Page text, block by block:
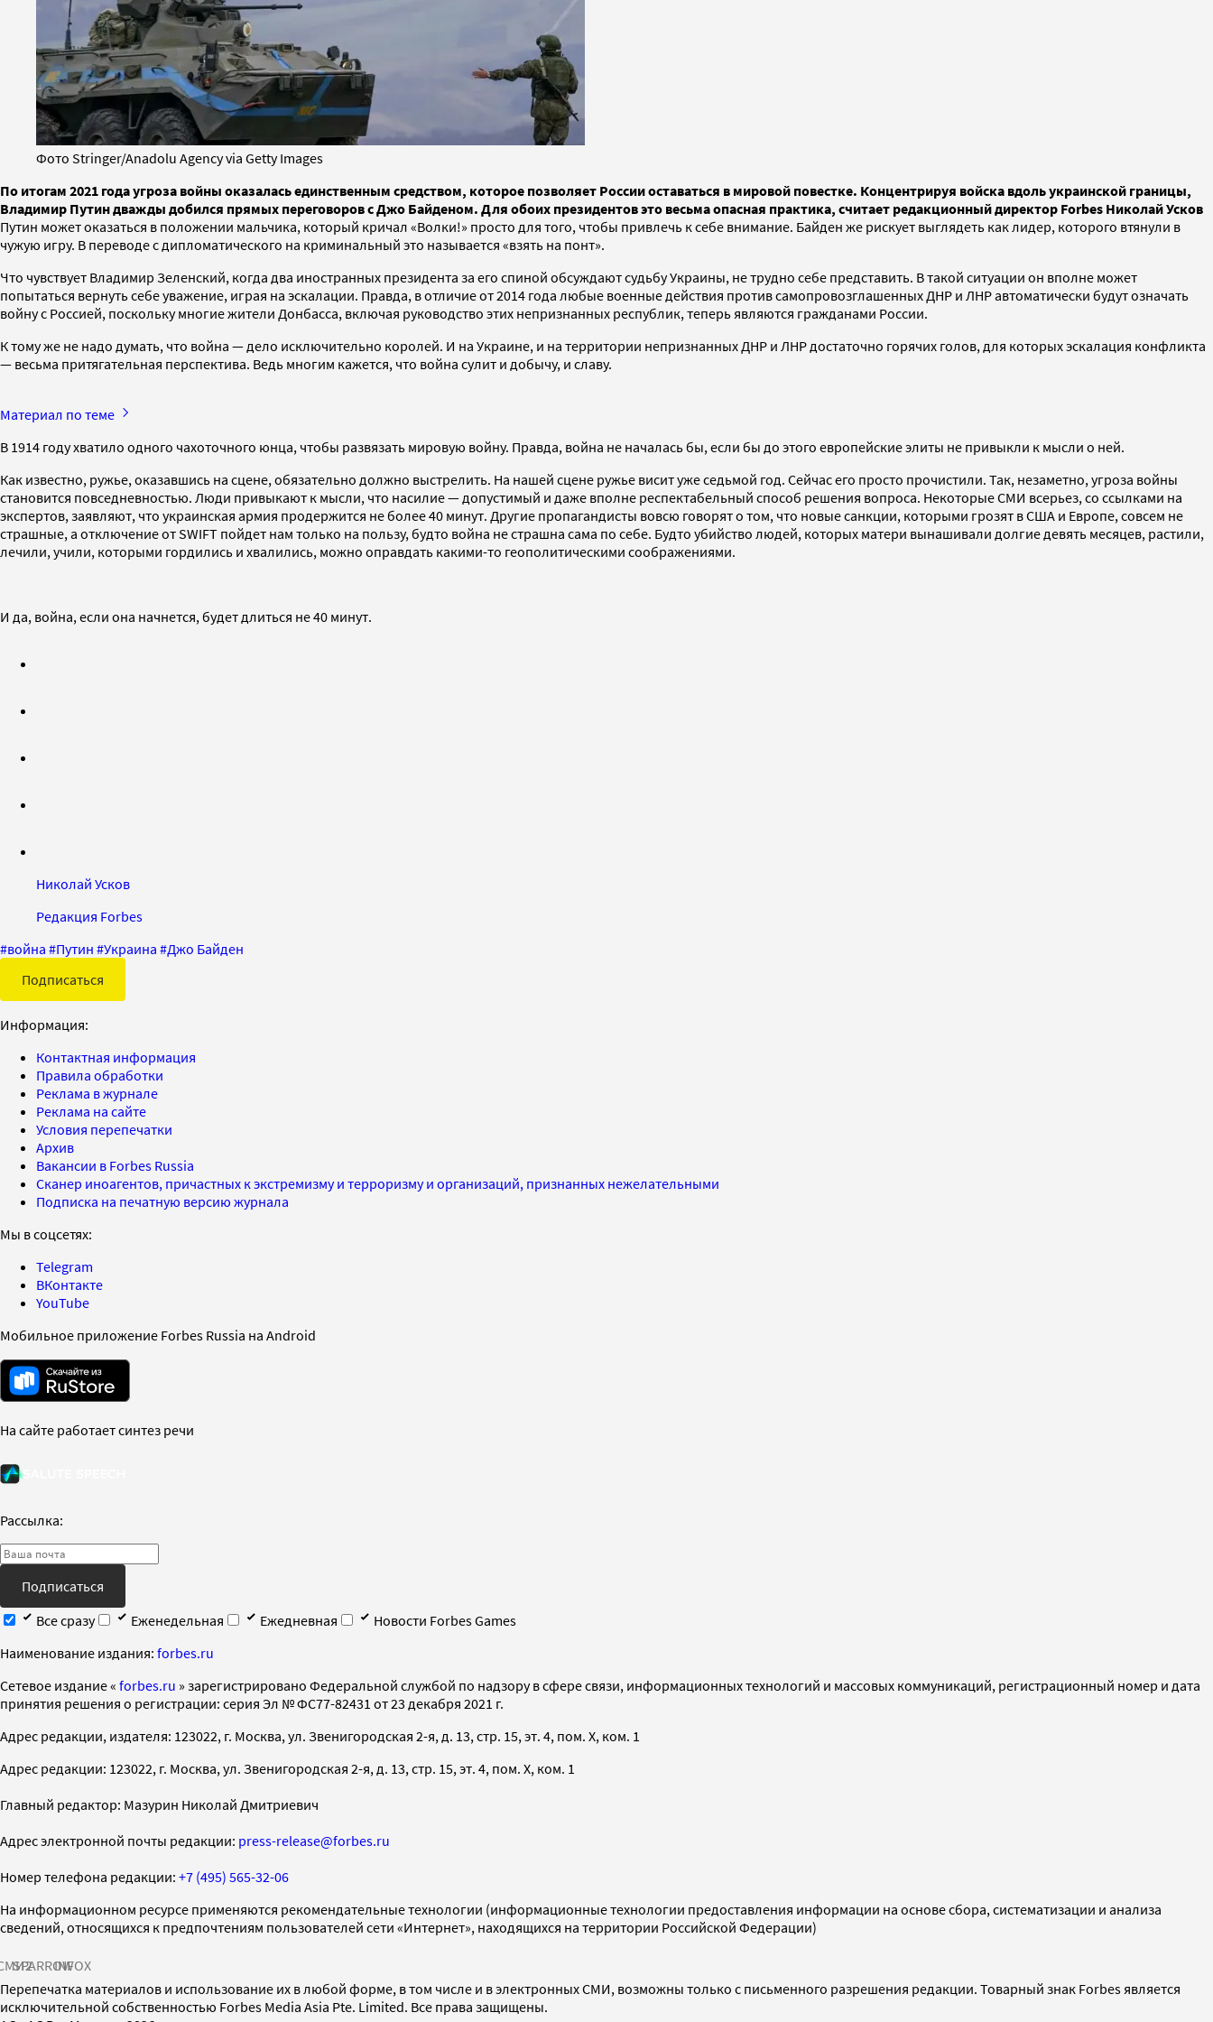
Фото Stringer/Anadolu Agency via Getty Images
По итогам 2021 года угроза войны оказалась единственным средством, которое позволяет России оставаться в мировой повестке. Концентрируя войска вдоль украинской границы,
Владимир Путин дважды добился прямых переговоров с Джо Байденом. Для обоих президентов это весьма опасная практика, считает редакционный директор Forbes Николай Усков
Путин может оказаться в положении мальчика, который кричал «Волки!» просто для того, чтобы привлечь к себе внимание. Байден же рискует выглядеть как лидер, которого втянули в
чужую игру. В переводе с дипломатического на криминальный это называется «взять на понт».
Что чувствует Владимир Зеленский, когда два иностранных президента за его спиной обсуждают судьбу Украины, не трудно себе представить. В такой ситуации он вполне может
попытаться вернуть себе уважение, играя на эскалации. Правда, в отличие от 2014 года любые военные действия против самопровозглашенных ДНР и ЛНР автоматически будут означать
войну с Россией, поскольку многие жители Донбасса, включая руководство этих непризнанных республик, теперь являются гражданами России.
К тому же не надо думать, что война — дело исключительно королей. И на Украине, и на территории непризнанных ДНР и ЛНР достаточно горячих голов, для которых эскалация конфликта
— весьма притягательная перспектива. Ведь многим кажется, что война сулит и добычу, и славу.
Материал по теме
В 1914 году хватило одного чахоточного юнца, чтобы развязать мировую войну. Правда, война не началась бы, если бы до этого европейские элиты не привыкли к мысли о ней.
Как известно, ружье, оказавшись на сцене, обязательно должно выстрелить. На нашей сцене ружье висит уже седьмой год. Сейчас его просто прочистили. Так, незаметно, угроза войны
становится повседневностью. Люди привыкают к мысли, что насилие — допустимый и даже вполне респектабельный способ решения вопроса. Некоторые СМИ всерьез, со ссылками на
экспертов, заявляют, что украинская армия продержится не более 40 минут. Другие пропагандисты вовсю говорят о том, что новые санкции, которыми грозят в США и Европе, совсем не
страшные, а отключение от SWIFT пойдет нам только на пользу, будто война не страшна сама по себе. Будто убийство людей, которых матери вынашивали долгие девять месяцев, растили,
лечили, учили, которыми гордились и хвалились, можно оправдать какими-то геополитическими соображениями.
И да, война, если она начнется, будет длиться не 40 минут.
Николай Усков
Редакция Forbes
#война #Путин #Украина #Джо Байден
Подписаться
Информация:
Контактная информация
Правила обработки
Реклама в журнале
Реклама на сайте
Условия перепечатки
Архив
Вакансии в Forbes Russia
Сканер иноагентов, причастных к экстремизму и терроризму и организаций, признанных нежелательными
Подписка на печатную версию журнала
Мы в соцсетях:
Telegram
ВКонтакте
YouTube
Мобильное приложение Forbes Russia на Android
На сайте работает синтез речи
Рассылка:
Подписаться
Все сразу
Еженедельная Ежедневная
Новости Forbes Games
Наименование издания: forbes.ru
Cетевое издание « forbes.ru » зарегистрировано Федеральной службой по надзору в сфере связи, информационных технологий и массовых коммуникаций, регистрационный номер и дата
принятия решения о регистрации: серия Эл № ФС77-82431 от 23 декабря 2021 г.
Адрес редакции, издателя: 123022, г. Москва, ул. Звенигородская 2-я, д. 13, стр. 15, эт. 4, пом. X, ком. 1
Адрес редакции: 123022, г. Москва, ул. Звенигородская 2-я, д. 13, стр. 15, эт. 4, пом. X, ком. 1
Главный редактор: Мазурин Николай Дмитриевич
Адрес электронной почты редакции: press-release@forbes.ru
Номер телефона редакции: +7 (495) 565-32-06
На информационном ресурсе применяются рекомендательные технологии (информационные технологии предоставления информации на основе сбора, систематизации и анализа
сведений, относящихся к предпочтениям пользователей сети «Интернет», находящихся на территории Российской Федерации)
SPARROWINFOX
Перепечатка материалов и использование их в любой форме, в том числе и в электронных СМИ, возможны только с письменного разрешения редакции. Товарный знак Forbes является
исключительной собственностью Forbes Media Asia Pte. Limited. Все права защищены.